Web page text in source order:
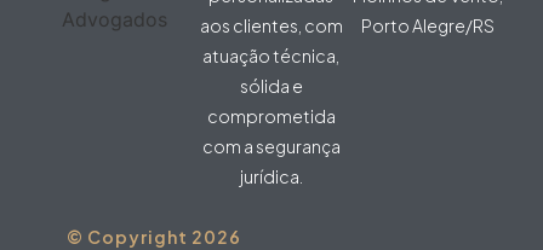
aos clientes, com
atuação técnica,
sólida e
comprometida
com a segurança
jurídica.
Porto Alegre/RS
© Copyright 2026